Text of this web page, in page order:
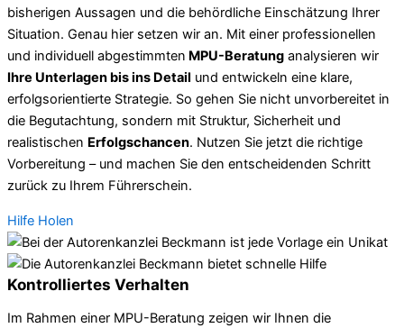
bisherigen Aussagen und die behördliche Einschätzung Ihrer
Situation. Genau hier setzen wir an. Mit einer professionellen
und individuell abgestimmten MPU-Beratung analysieren wir
Ihre Unterlagen bis ins Detail und entwickeln eine klare,
erfolgsorientierte Strategie. So gehen Sie nicht unvorbereitet in
die Begutachtung, sondern mit Struktur, Sicherheit und
realistischen Erfolgschancen. Nutzen Sie jetzt die richtige
Vorbereitung – und machen Sie den entscheidenden Schritt
zurück zu Ihrem Führerschein.
Hilfe Holen
Kontrolliertes Verhalten
Im Rahmen einer MPU-Beratung zeigen wir Ihnen die